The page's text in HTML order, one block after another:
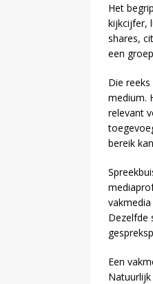
Het
kijkcijfer,
shares,
een
Die
medium.
relevant
bereik
Dezelfde
Een